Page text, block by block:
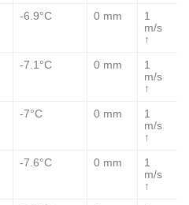
-6.9°C 0 mm
1
m/s
↑
-7.1°C 0 mm
1
m/s
↑
-7°C 0 mm
1
m/s
↑
-7.6°C 0 mm
1
m/s
↑